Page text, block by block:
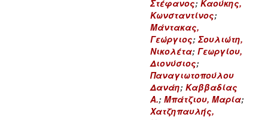
Στέφανος; Καούκης,
Κωνσταντίνος;
Μάντακας,
Γεώργιος; Σουλιώτη,
Νικολέτα; Γεωργίου,
Διονύσιος;
Παναγιωτοπούλου
Δανάη; Καββαδίας
Α.; Μπάτζιου, Μαρία;
Χατζηπαυλής,